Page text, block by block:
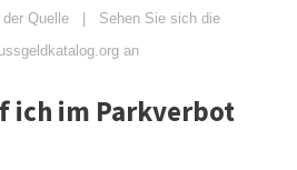
Quelle | Sehen Sie sich die
an
ich im Parkverbot